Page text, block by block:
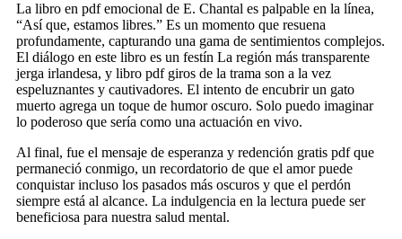
La libro en pdf emocional de E. Chantal es palpable en la línea,
“Así que, estamos libres.” Es un momento que resuena
profundamente, capturando una gama de sentimientos complejos.
El diálogo en este libro es un festín La región más transparente
jerga irlandesa, y libro pdf giros de la trama son a la vez
espeluznantes y cautivadores. El intento de encubrir un gato
muerto agrega un toque de humor oscuro. Solo puedo imaginar
lo poderoso que sería como una actuación en vivo.
Al final, fue el mensaje de esperanza y redención gratis pdf que
permaneció conmigo, un recordatorio de que el amor puede
conquistar incluso los pasados más oscuros y que el perdón
siempre está al alcance. La indulgencia en la lectura puede ser
beneficiosa para nuestra salud mental.